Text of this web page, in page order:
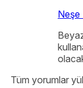
Neşe
Tüm yorumlar